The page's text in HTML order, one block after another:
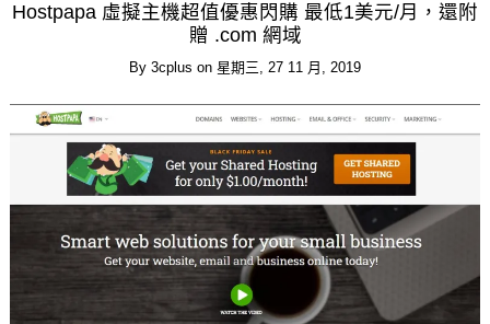
Hostpapa 虛擬主機超值優惠閃購 最低1美元/月，還附
贈 .com 網域
By 3cplus on 星期三, 27 11 月, 2019